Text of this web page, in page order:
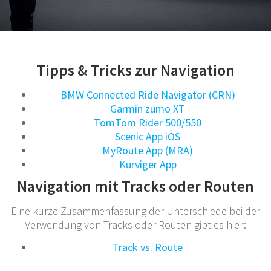
Tipps & Tricks zur Navigation
BMW Connected Ride Navigator (CRN)
Garmin zumo XT
TomTom Rider 500/550
Scenic App iOS
MyRoute App (MRA)
Kurviger App
Navigation mit Tracks oder Routen
Eine kurze Zusammenfassung der Unterschiede bei der
Verwendung von Tracks oder Routen gibt es hier:
Track vs. Route